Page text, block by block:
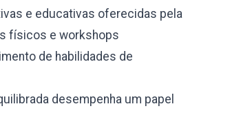
e educativas oferecidas pela
físicos e workshops
de habilidades de
desempenha um papel